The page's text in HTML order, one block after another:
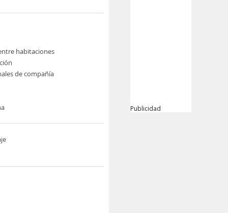
habitaciones
de compañía
Publicidad